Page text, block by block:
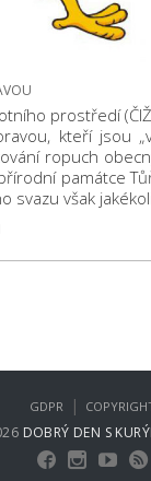
prostředí
kteří jsou
ropuch
památce
svazu však
DOBRÝ DEN S
GDPR |